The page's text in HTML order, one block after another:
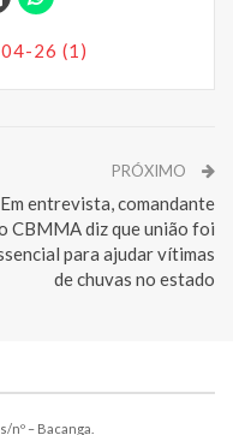
26 (1)
PRÓXIMO
Em entrevista, comandante
CBMMA diz que união foi
para ajudar vítimas
de chuvas no estado
nº – Bacanga.